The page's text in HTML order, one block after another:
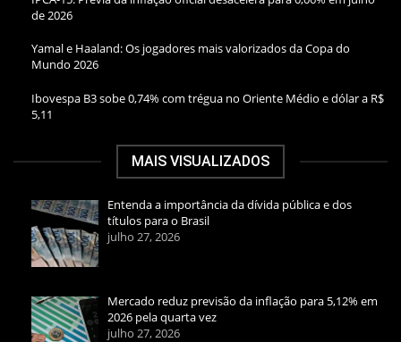
de 2026
Yamal e Haaland: Os jogadores mais valorizados da Copa do
Mundo 2026
Ibovespa B3 sobe 0,74% com trégua no Oriente Médio e dólar a R$
5,11
MAIS VISUALIZADOS
Entenda a importância da dívida pública e dos
títulos para o Brasil
julho 27, 2026
Mercado reduz previsão da inflação para 5,12% em
2026 pela quarta vez
julho 27, 2026